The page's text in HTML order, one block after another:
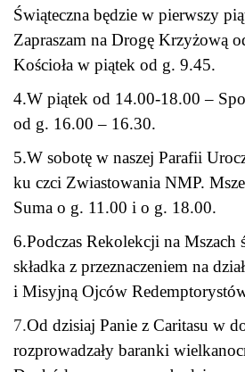
Świąteczna będzie w pierwszy
Zapraszam na Drogę Krzyżową
Kościoła w piątek od g. 9.45.
4.W piątek od 14.00-18.00 –
od g. 16.00 – 16.30.
5.W sobotę w naszej Parafii
ku czci Zwiastowania NMP.
Suma o g. 11.00 i o g. 18.00.
6.Podczas Rekolekcji na Mszach
składka z przeznaczeniem na
i Misyjną Ojców
7.Od dzisiaj Panie z Caritasu w
rozprowadzały baranki